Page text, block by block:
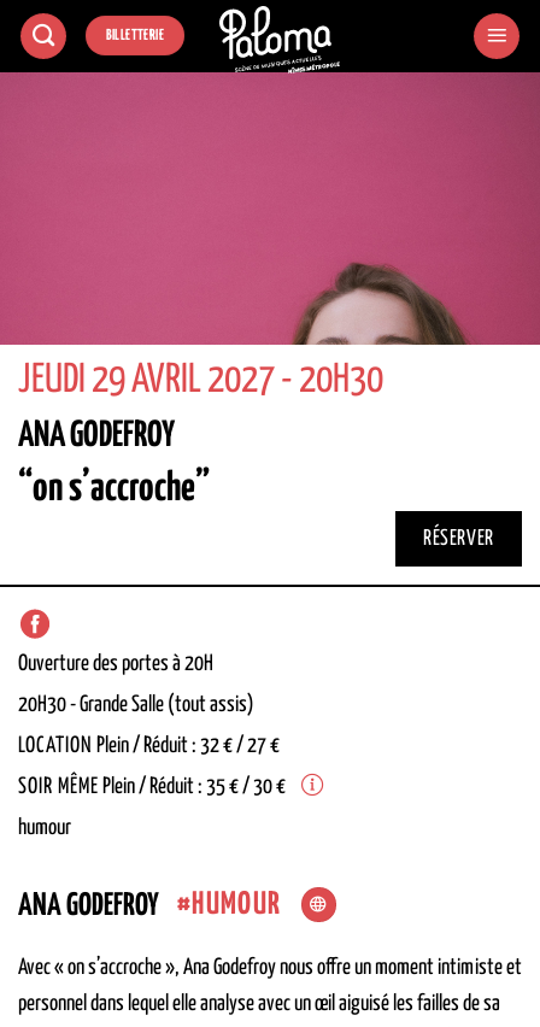
Passer
BILLETTERIE
JEUDI 29 AVRIL 2027 - 20H30
ANA GODEFROY
“on s’accroche”
RÉSERVER
Ouverture des portes à 20H
20H30-Grande Salle (tout assis)
LOCATION Plein / Réduit : 32 € / 27 €
SOIR MÊME Plein / Réduit : 35 € / 30 €
humour
ANA GODEFROY HUMOUR
Avec « on s’accroche », Ana Godefroy nous offre un moment intimiste et
personnel dans lequel elle analyse avec un œil aiguisé les failles de sa